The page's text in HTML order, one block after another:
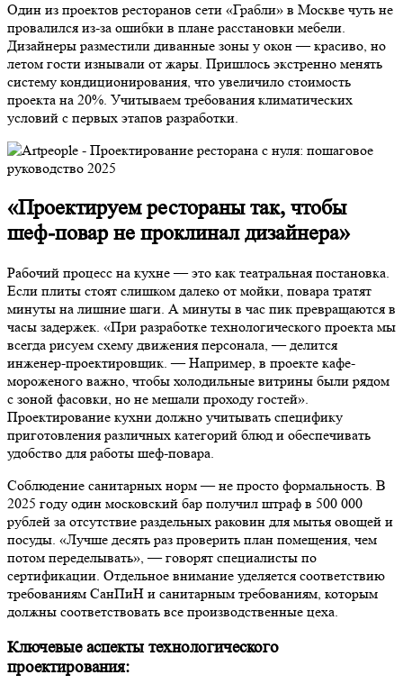
Один из проектов ресторанов сети «Грабли» в Москве чуть не
провалился из-за ошибки в плане расстановки мебели.
Дизайнеры разместили диванные зоны у окон — красиво, но
летом гости изнывали от жары. Пришлось экстренно менять
систему кондиционирования, что увеличило стоимость
проекта на 20%. Учитываем требования климатических
условий с первых этапов разработки.
«Проектируем рестораны так, чтобы
шеф-повар не проклинал дизайнера»
Рабочий процесс на кухне — это как театральная постановка.
Если плиты стоят слишком далеко от мойки, повара тратят
минуты на лишние шаги. А минуты в час пик превращаются в
часы задержек. «При разработке технологического проекта мы
всегда рисуем схему движения персонала, — делится
инженер-проектировщик. — Например, в проекте кафе-
мороженого важно, чтобы холодильные витрины были рядом
с зоной фасовки, но не мешали проходу гостей».
Проектирование кухни должно учитывать специфику
приготовления различных категорий блюд и обеспечивать
удобство для работы шеф-повара.
Соблюдение санитарных норм — не просто формальность. В
2025 году один московский бар получил штраф в 500 000
рублей за отсутствие раздельных раковин для мытья овощей и
посуды. «Лучше десять раз проверить план помещения, чем
потом переделывать», — говорят специалисты по
сертификации. Отдельное внимание уделяется соответствию
требованиям СанПиН и санитарным требованиям, которым
должны соответствовать все производственные цеха.
Ключевые аспекты технологического
проектирования: